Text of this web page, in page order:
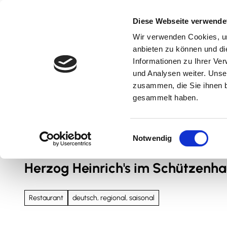
Diese Webseite
Wir verwenden Cookies,
anbieten zu können und
Informationen zu Ihrer
und Analysen weiter.
zusammen, die Sie ihnen
gesammelt haben.
i
w
l
l
Notwendig
Kultur & Erlebnis Kulinarik
Herzog Heinrich's im
Restaurant deutsch, regional, saisonal